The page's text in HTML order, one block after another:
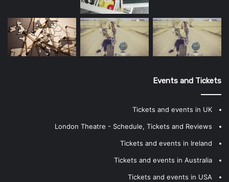
Events and Tickets
Tickets and events in UK
London Theatre - Schedule, Tickets and Reviews
Tickets and events in Ireland
Tickets and events in Australia
Tickets and events in USA